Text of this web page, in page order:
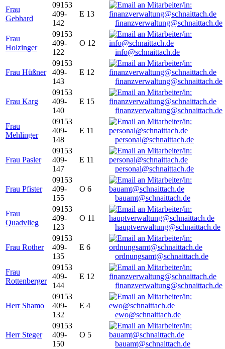
Frau
Gebhard
09153
409-
142
E 13
finanzverwaltung@schnaittach.de
Frau
Holzinger
09153
409-
122
O 12
info@schnaittach.de
Frau Hüßner
09153
409-
143
E 12
finanzverwaltung@schnaittach.de
Frau Karg
09153
409-
140
E 15
finanzverwaltung@schnaittach.de
Frau
Mehlinger
09153
409-
148
E 11
personal@schnaittach.de
Frau Pasler
09153
409-
147
E 11
personal@schnaittach.de
Frau Pfister
09153
409-
155
O 6
bauamt@schnaittach.de
Frau
Quadvlieg
09153
409-
123
O 11
hauptverwaltung@schnaittach.de
Frau Rother
09153
409-
135
E 6
ordnungsamt@schnaittach.de
Frau
Rottenberger
09153
409-
144
E 12
finanzverwaltung@schnaittach.de
Herr Shamo
09153
409-
132
E 4
ewo@schnaittach.de
Herr Steger
09153
409-
150
O 5
bauamt@schnaittach.de